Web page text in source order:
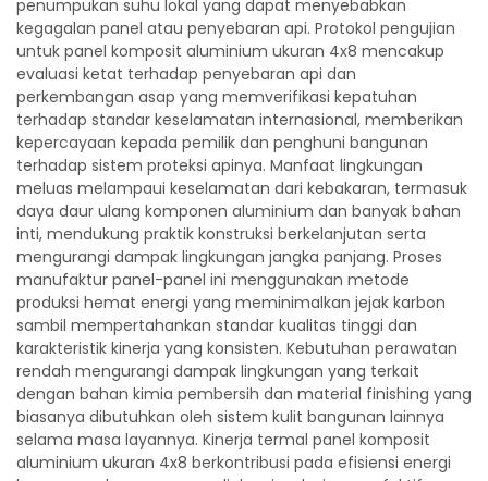
penumpukan suhu lokal yang dapat menyebabkan
kegagalan panel atau penyebaran api. Protokol pengujian
untuk panel komposit aluminium ukuran 4x8 mencakup
evaluasi ketat terhadap penyebaran api dan
perkembangan asap yang memverifikasi kepatuhan
terhadap standar keselamatan internasional, memberikan
kepercayaan kepada pemilik dan penghuni bangunan
terhadap sistem proteksi apinya. Manfaat lingkungan
meluas melampaui keselamatan dari kebakaran, termasuk
daya daur ulang komponen aluminium dan banyak bahan
inti, mendukung praktik konstruksi berkelanjutan serta
mengurangi dampak lingkungan jangka panjang. Proses
manufaktur panel-panel ini menggunakan metode
produksi hemat energi yang meminimalkan jejak karbon
sambil mempertahankan standar kualitas tinggi dan
karakteristik kinerja yang konsisten. Kebutuhan perawatan
rendah mengurangi dampak lingkungan yang terkait
dengan bahan kimia pembersih dan material finishing yang
biasanya dibutuhkan oleh sistem kulit bangunan lainnya
selama masa layannya. Kinerja termal panel komposit
aluminium ukuran 4x8 berkontribusi pada efisiensi energi